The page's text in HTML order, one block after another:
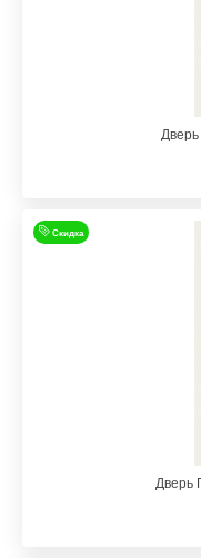
Скидка
Дверь